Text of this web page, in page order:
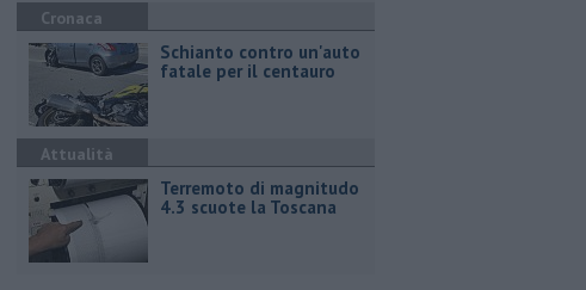
Cronaca
Schianto contro un'auto
fatale per il centauro
Attualità
Terremoto di magnitudo
4.3 scuote la Toscana